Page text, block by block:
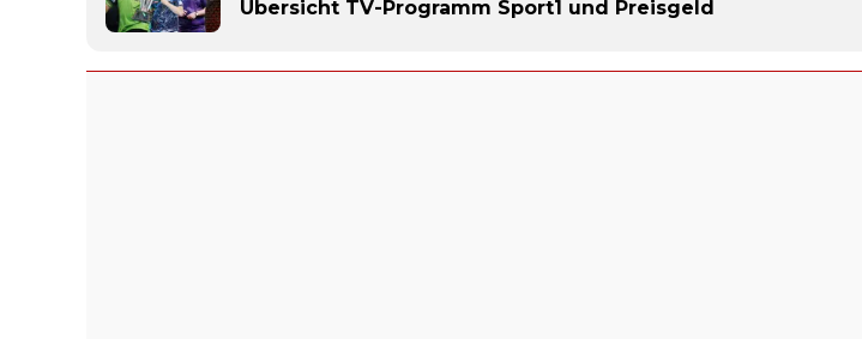
Übersicht TV-Programm Sport1 und Preisgeld